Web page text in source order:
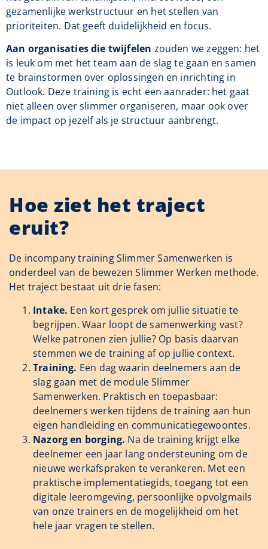
gezamenlijke werkstructuur en het stellen van
prioriteiten. Dat geeft duidelijkheid en focus.
Aan organisaties die twijfelen zouden we zeggen: het
is leuk om met het team aan de slag te gaan en samen
te brainstormen over oplossingen en inrichting in
Outlook. Deze training is echt een aanrader: het gaat
niet alleen over slimmer organiseren, maar ook over
de impact op jezelf als je structuur aanbrengt.
Hoe ziet het traject
eruit?​
De incompany training Slimmer Samenwerken is
onderdeel van de bewezen Slimmer Werken methode.
Het traject bestaat uit drie fasen:
Intake. Een kort gesprek om jullie situatie te
begrijpen. Waar loopt de samenwerking vast?
Welke patronen zien jullie? Op basis daarvan
stemmen we de training af op jullie context.
Training. Een dag waarin deelnemers aan de
slag gaan met de module Slimmer
Samenwerken. Praktisch en toepasbaar:
deelnemers werken tijdens de training aan hun
eigen handleiding en communicatiegewoontes.
Nazorg en borging. Na de training krijgt elke
deelnemer een jaar lang ondersteuning om de
nieuwe werkafspraken te verankeren. Met een
praktische implementatiegids, toegang tot een
digitale leeromgeving, persoonlijke opvolgmails
van onze trainers en de mogelijkheid om het
hele jaar vragen te stellen.